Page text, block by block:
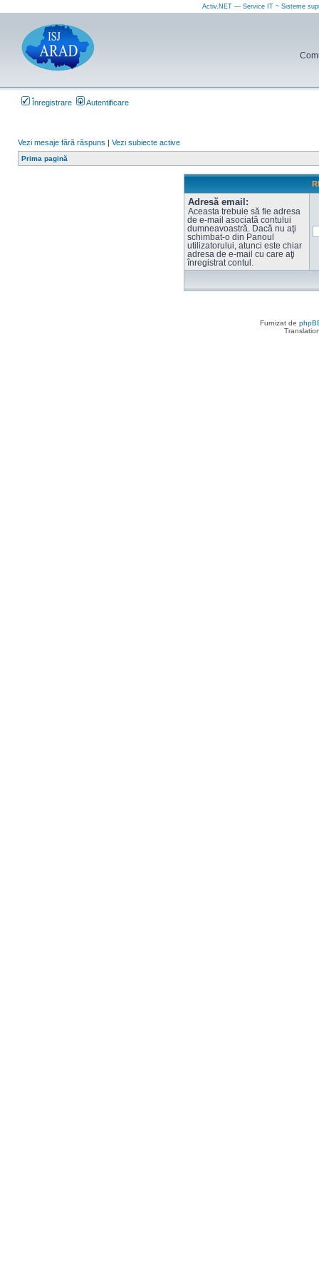
Activ.NET — Service IT ~ Sisteme
Înregistrare Autentificare
Vezi mesaje fără răspuns | Vezi subiecte active
Prima pagină
Adresă email:
Aceasta trebuie să fie adresa
de e-mail asociată contului
dumneavoastră. Dacă nu aţi
schimbat-o din Panoul
utilizatorului, atunci este chiar
adresa de e-mail cu care aţi
înregistrat contul.
Furnizat de